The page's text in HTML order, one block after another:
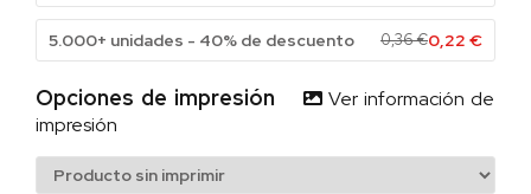
5.000+ unidades - 40% de descuento 0,36€0,22 €
Opciones de impresión
Ver información de
impresión